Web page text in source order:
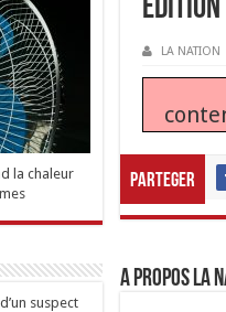
LA NATION
Parteger
A propos LA
la chaleur
suspect